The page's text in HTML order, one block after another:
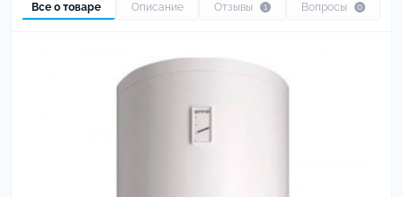
Все о товаре Описание Отзывы 1 Вопросы 0